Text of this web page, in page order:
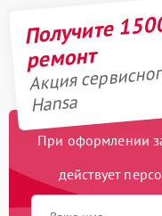
Получите
ремонт
Акция
Hansa
При оформлении
действует